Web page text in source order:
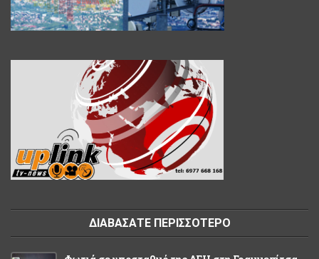
ΔΙΑΒΑΣΑΤΕ ΠΕΡΙΣΣΟΤΕΡΟ